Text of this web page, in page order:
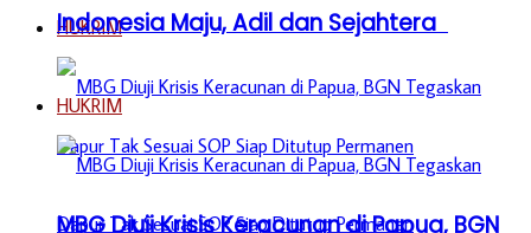
HUKRIM
MBG Diuji Krisis Keracunan di Papua, BGN
Indonesia Maju, Adil dan Sejahtera
HUKRIM